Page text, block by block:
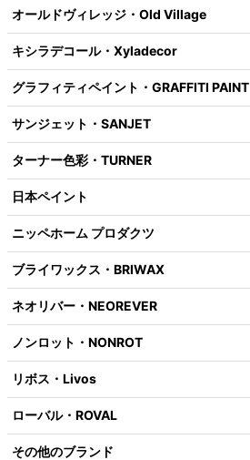
オールドヴィレッジ・Old Village
キシラデコール・Xyladecor
グラフィティペイント・GRAFFITI PAINT
サンジェット・SANJET
ターナー色彩・TURNER
日本ペイント
ニッペホーム プロダクツ
ブライワックス・BRIWAX
ネオリバー・NEOREVER
ノンロット・NONROT
リボス・Livos
ローバル・ROVAL
その他のブランド